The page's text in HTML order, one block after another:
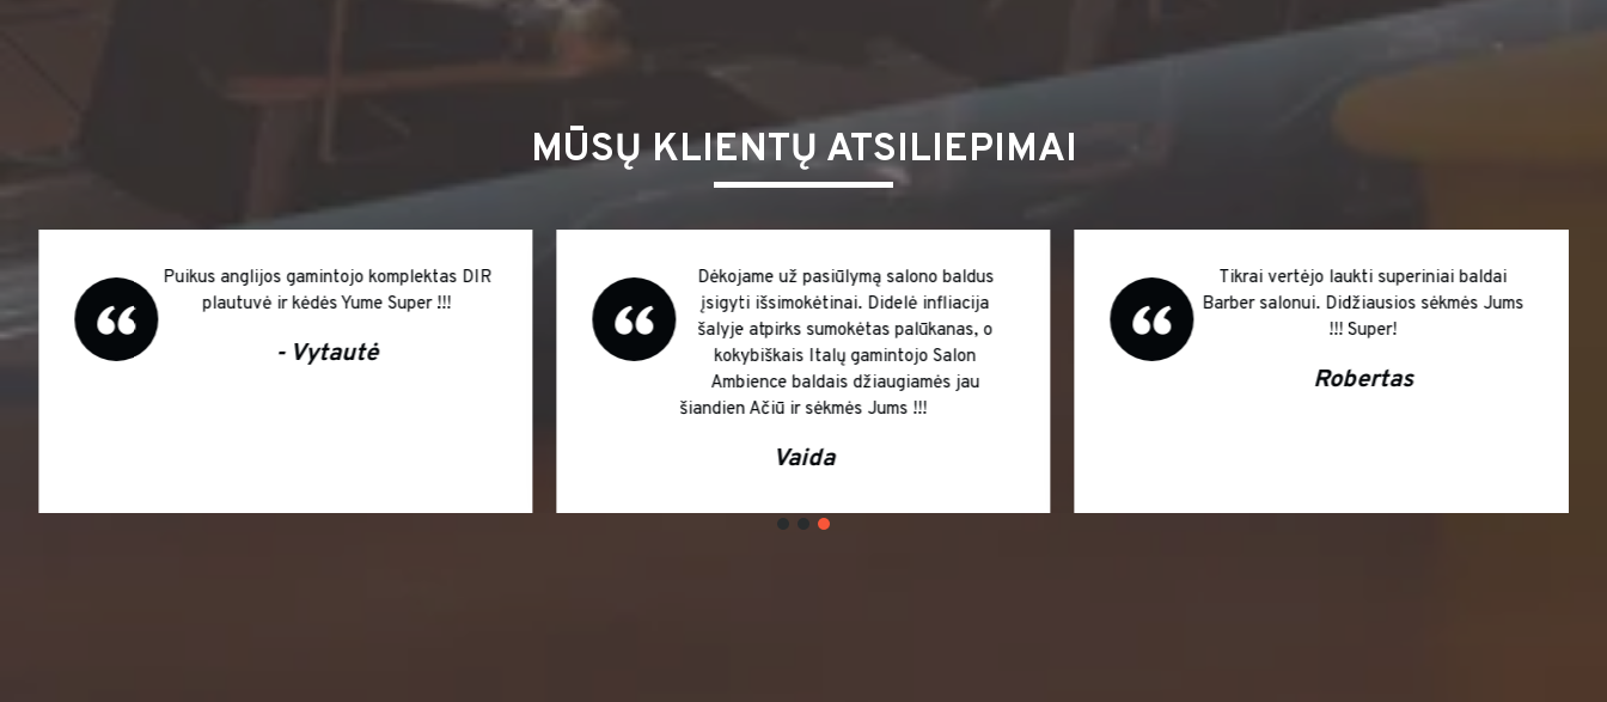
MŪSŲ KLIENTŲ ATSILIEPIMAI
Puikus anglijos gamintojo komplektas DIR
plautuvė ir kėdės Yume Super !!!
- Vytautė
Dėkojame už pasiūlymą salono baldus
įsigyti išsimokėtinai. Didelė infliacija
šalyje atpirks sumokėtas palūkanas, o
kokybiškais Italų gamintojo Salon
Ambience baldais džiaugiamės jau
šiandien Ačiū ir sėkmės Jums !!!
Vaida
Tikrai vertėjo laukti superiniai baldai
Barber salonui. Didžiausios sėkmės Jums
!!! Super!
Robertas